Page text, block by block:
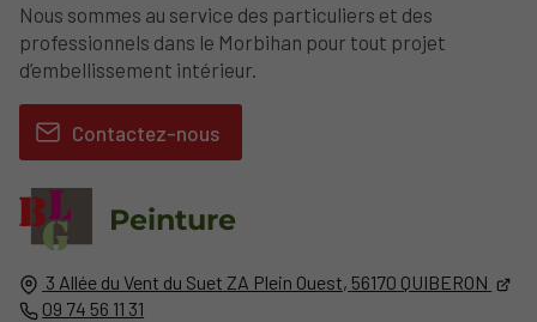
Peinture
3 Allée du Vent du Suet ZA Plein Ouest, 56170 QUIBERON
09 74 56 11 31
Nous sommes au service des particuliers et des
professionnels dans le Morbihan pour tout projet
d’embellissement intérieur.
Contactez-nous